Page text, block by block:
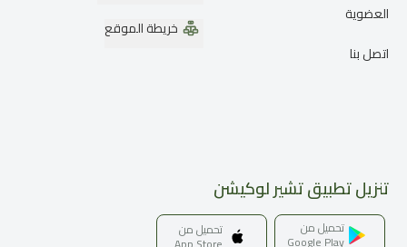
العضوية
اتصل بنا
خريطة الموقع
تنزيل تطبيق تشير لوكيشن
تحميل من
Google Play
تحميل من